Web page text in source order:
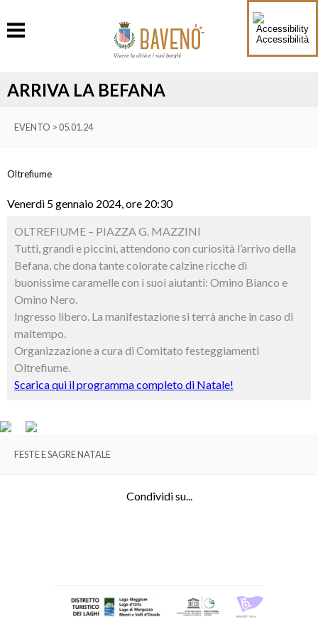
Accessibilità
Vivere la città e i suoi borghi
ARRIVA LA BEFANA
EVENTO > 05.01.24
Oltrefiume
Venerdì 5 gennaio 2024, ore 20:30
OLTREFIUME – PIAZZA G. MAZZINI
Tutti, grandi e piccini, attendono con curiosità l’arrivo della
Befana, che dona tante colorate calzine ricche di
buonissime caramelle con i suoi aiutanti: Omino Bianco e
Omino Nero.
Ingresso libero. La manifestazione si terrà anche in caso di
maltempo.
Organizzazione a cura di Comitato festeggiamenti
Oltrefiume.
Scarica qui il programma completo di Natale!
FESTE E SAGRE NATALE
Condividi su...